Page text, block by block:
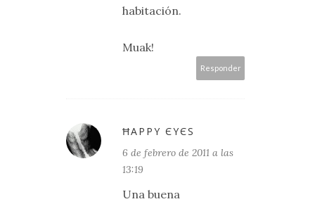
habitación.
Muak!
Responder
ĦΑРРY ЄYЄS
6 de febrero de 2011 a las
13:19
Una buena